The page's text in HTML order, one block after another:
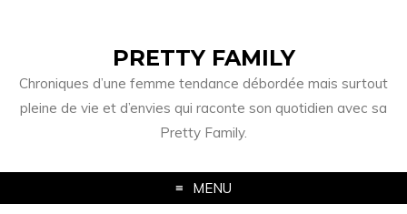
PRETTY FAMILY
Chroniques d’une femme tendance débordée mais surtout
pleine de vie et d’envies qui raconte son quotidien avec sa
Pretty Family.
MENU